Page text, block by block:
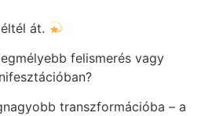
át.
felismerés vagy
transzformációba – a